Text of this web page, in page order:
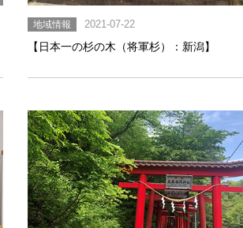
地域情報 2021-07-22
【日本一の杉の木（将軍杉）：新潟】